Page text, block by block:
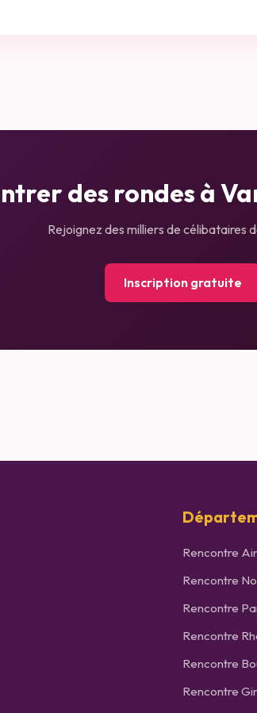
des rondes à
Rejoignez des milliers de célibataires
Inscription gratuite
Rencontre
Rencontre
Rencontre
Rencontre
Rencontre
Rencontre